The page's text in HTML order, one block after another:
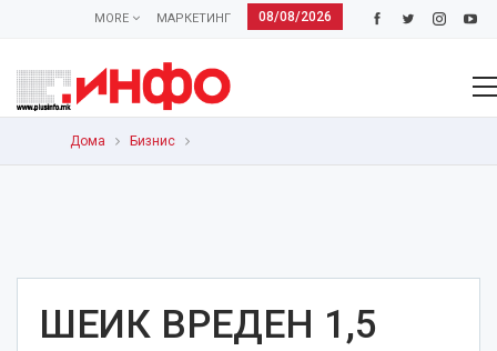
08/08/2026
МАРКЕТИНГ
MORE
Дома Бизнис
ШЕИК ВРЕДЕН 1,5